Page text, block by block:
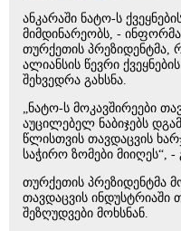
ანკარაში ნატო-ს
მიმდინარეობს, -
თურქეთის
ალიანსის წევრი
შეხვედრა გახსნა.
„ნატო-ს მოკავშირეები
აუცილებელ ნაბიჯებს
წლისთვის თავდაცვის
საჭირო ზომები მიიღეს“,
თურქეთის პრეზიდენტმა
თავდაცვის ინდუსტრიაში
შეზღუდვები მოხსნან.